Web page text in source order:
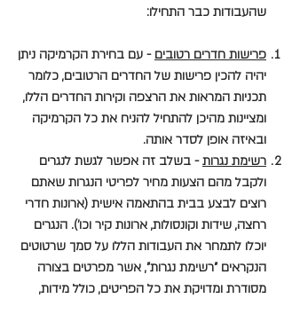
שהעבודות כבר התחילו:
פרישות חדרים רטובים - עם בחירת הקרמיקה ניתן
יהיה להכין פרישות של החדרים הרטובים, כלומר
תכניות המראות את הרצפה וקירות החדרים הללו,
ומציינות מהיכן להתחיל להניח את כל הקרמיקה
ובאיזה אופן לסדר אותה.
רשימת נגרות- בשלב זה אפשר לגשת לנגרים
ולקבל מהם הצעות מחיר לפריטי הנגרות שאתם
רוצים לבצע בבית בהתאמה אישית (ארונות חדרי
רחצה, שידות וקונסולות, ארונות קיר וכו'). הנגרים
יוכלו לתמחר את העבודות הללו על סמך שרטוטים
הנקראים "רשימת נגרות", אשר מפרטים בצורה
מסודרת ומדויקת את כל הפריטים, כולל מידות,